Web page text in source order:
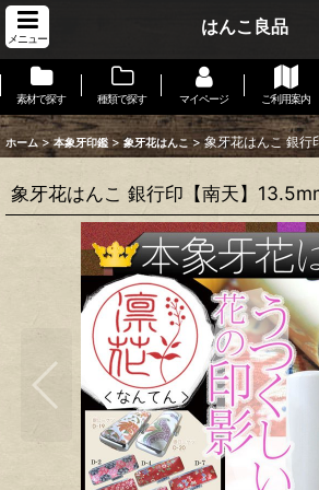
メニュー
はんこ良品
素材で探す 種類で探す マイページ ご利用案内
ホーム > 本象牙印鑑 > 象牙花はんこ > 象牙花はんこ 銀行
象牙花はんこ 銀行印【南天】